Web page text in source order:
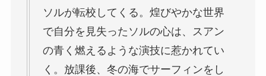
ソルが転校してくる。煌びやかな世界
で自分を見失ったソルの心は、スアン
の青く燃えるような演技に惹かれてい
く。放課後、冬の海でサーフィンをし